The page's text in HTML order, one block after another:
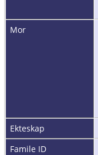
Mor
Ekteskap
Famile ID